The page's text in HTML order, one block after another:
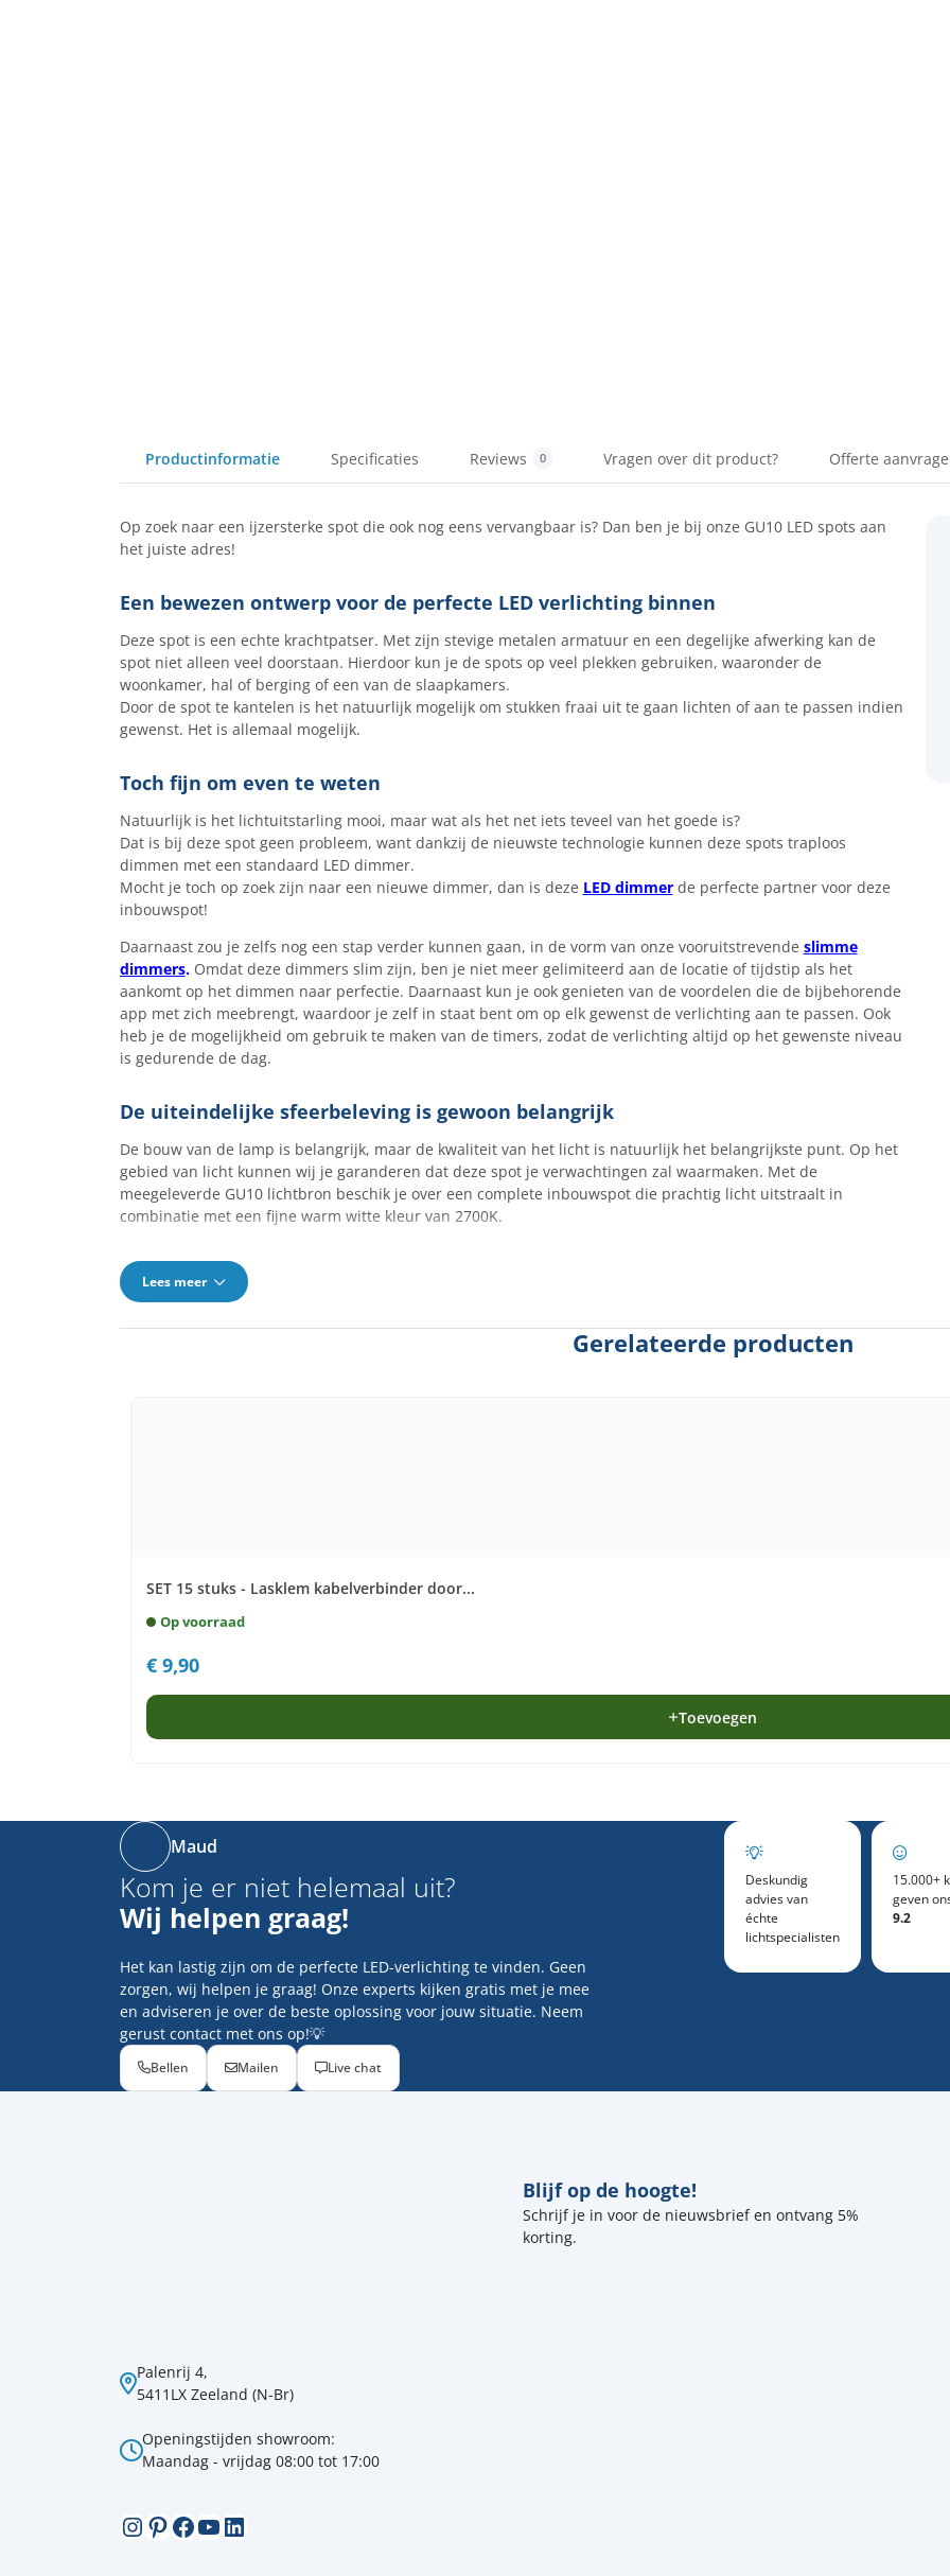
Productinformatie Specificaties Reviews 0 Vragen over dit product? Offerte
Op zoek naar een ijzersterke spot die ook nog eens vervangbaar is? Dan ben je bij onze GU10 LED spots aan
het juiste adres!
Een bewezen ontwerp voor de perfecte LED verlichting binnen
Deze spot is een echte krachtpatser. Met zijn stevige metalen armatuur en een degelijke afwerking kan de
spot niet alleen veel doorstaan. Hierdoor kun je de spots op veel plekken gebruiken, waaronder de
woonkamer, hal of berging of een van de slaapkamers.
Door de spot te kantelen is het natuurlijk mogelijk om stukken fraai uit te gaan lichten of aan te passen indien
gewenst. Het is allemaal mogelijk.
Toch fijn om even te weten
Natuurlijk is het lichtuitstarling mooi, maar wat als het net iets teveel van het goede is?
Dat is bij deze spot geen probleem, want dankzij de nieuwste technologie kunnen deze spots traploos
dimmen met een standaard LED dimmer.
Mocht je toch op zoek zijn naar een nieuwe dimmer, dan is deze LED dimmerde perfecte partner voor deze
inbouwspot!
Daarnaast zou je zelfs nog een stap verder kunnen gaan, in de vorm van onze vooruitstrevende slimme
dimmers.Omdat deze dimmers slim zijn, ben je niet meer gelimiteerd aan de locatie of tijdstip als het
aankomt op het dimmen naar perfectie. Daarnaast kun je ook genieten van de voordelen die de bijbehorende
app met zich meebrengt, waardoor je zelf in staat bent om op elk gewenst de verlichting aan te passen. Ook
heb je de mogelijkheid om gebruik te maken van de timers, zodat de verlichting altijd op het gewenste niveau
is gedurende de dag.
De uiteindelijke sfeerbeleving is gewoon belangrijk
De bouw van de lamp is belangrijk, maar de kwaliteit van het licht is natuurlijk het belangrijkste punt. Op het
gebied van licht kunnen wij je garanderen dat deze spot je verwachtingen zal waarmaken. Met de
meegeleverde GU10 lichtbron beschik je over een complete inbouwspot die prachtig licht uitstraalt in
combinatie met een fijne warm witte kleur van 2700K.
Lees meer
Gerelateerde producten
SET 15 stuks - Lasklem kabelverbinder door...
Op voorraad
€ 9,90
Toevoegen
Maud
Kom je er niet helemaal uit?
Wij helpen graag!
Het kan lastig zijn om de perfecte LED-verlichting te vinden. Geen
zorgen, wij helpen je graag! Onze experts kijken gratis met je mee
en adviseren je over de beste oplossing voor jouw situatie. Neem
gerust contact met ons op!💡
Bellen Mailen Live chat
Deskundig
advies van
échte
lichtspecialisten
15.000+
geven
9.2
Palenrij 4,
5411LX Zeeland (N-Br)
Openingstijden showroom:
Maandag - vrijdag 08:00 tot 17:00
Instagram
Pinterest
Facebook
YouTube
LinkedIn
Blijf op de hoogte!
Schrijf je in voor de nieuwsbrief en ontvang 5%
korting.